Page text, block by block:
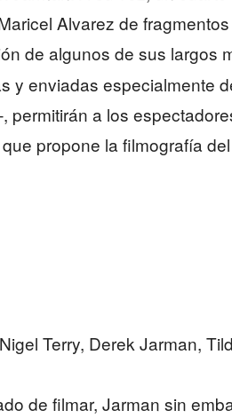
Alvarez de
de algunos de sus largos
y enviadas especialmente
permitirán a los
propone la filmografía del
Terry, Derek Jarman,
de filmar, Jarman sin